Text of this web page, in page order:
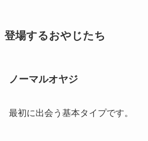
登場するおやじたち
ノーマルオヤジ
最初に出会う基本タイプです。